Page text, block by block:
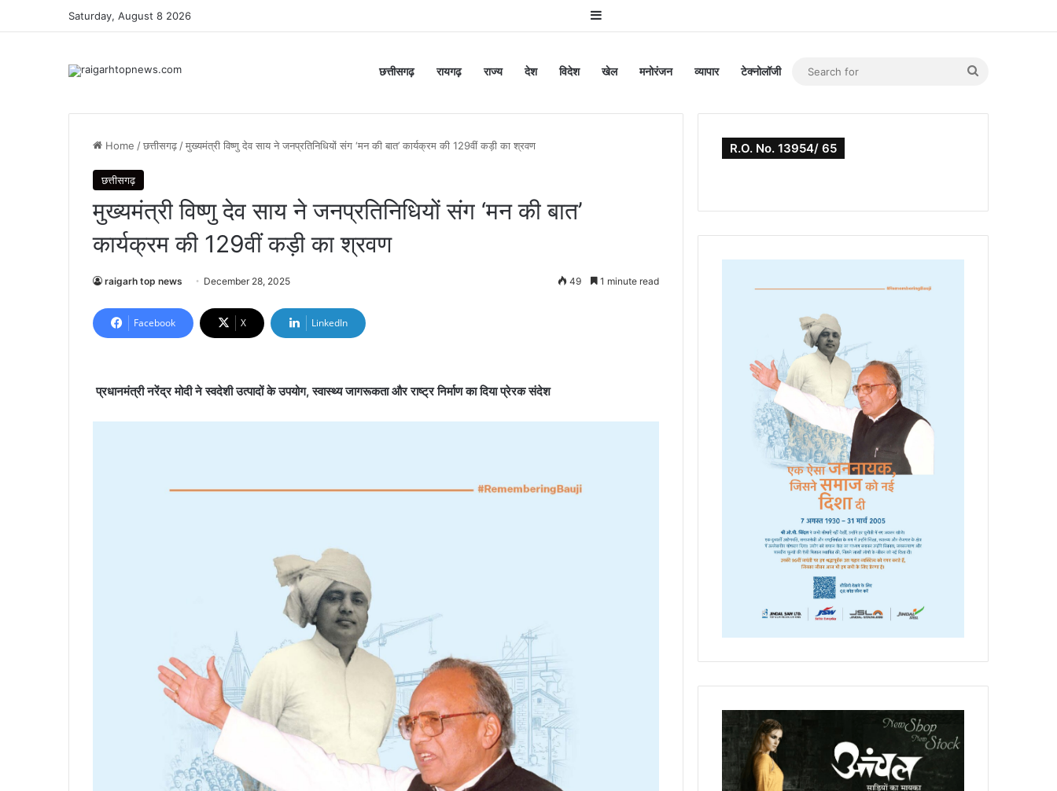
Saturday, August 8 2026 Sidebar
छत्तीसगढ़ रायगढ़ राज्य देश विदेश खेल मनोरंजन व्यापार टेक्नोलॉजी
Home /छत्तीसगढ़ /मुख्यमंत्री विष्णु देव साय ने जनप्रतिनिधियों संग ‘मन की बात’ कार्यक्रम की 129वीं कड़ी का श्रवण
छत्तीसगढ़
मुख्यमंत्री विष्णु देव साय ने जनप्रतिनिधियों संग ‘मन की बात’
कार्यक्रम की 129वीं कड़ी का श्रवण
raigarh top news December 28, 2025 49 1 minute read
Facebook X LinkedIn
प्रधानमंत्री नरेंद्र मोदी ने स्वदेशी उत्पादों के उपयोग, स्वास्थ्य जागरूकता और राष्ट्र निर्माण का दिया प्रेरक संदेश
R.O. No. 13954/ 65